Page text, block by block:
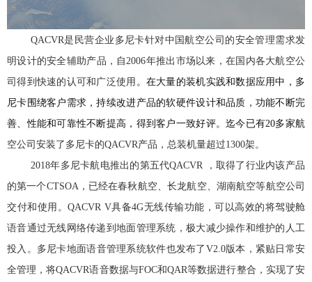
QACVR是民营企业多尼卡针对中国航空公司的安全管理需求发
明设计的安全辅助产品，自2006年推出市场以来，在国内各大航空公
司得到快速的认可和广泛使用 。在大量的装机实践和数据应用中，多
尼卡围绕客户需求，持续改进产品的软硬件设计和品质，功能不断完
善、性能和可靠性不断提高，得到客户一致好评。迄今已有20多家航
空公司安装了多尼卡的QACVR产品，总装机量超过1300架。
2018年多尼卡航电推出的第五代QACVR ，取得了行业内该产品
的第一个CTSOA，已经在春秋航空、长龙航空、湖南航空等航空公司
交付和使用。QACVR V具备4G无线传输功能，可以高效的将驾驶舱
语音通过无线网络传递到地面管理系统，极大减少操作和维护的人工
投入。多尼卡地面语音管理系统软件也发布了V2.0版本，紧贴日常安
全管理，将QACVR语音数据与FOC和QAR等数据进行整合，实现了安